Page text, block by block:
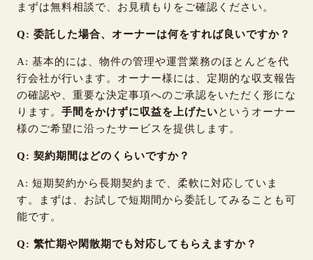
まずは無料相談で、お見積もりをご確認ください。
Q: 委託した場合、オーナーは何をすれば良いですか？
A: 基本的には、物件の管理や運営業務のほとんどを代
行会社が行います。オーナー様には、定期的な収支報告
の確認や、重要な決定事項へのご承認をいただく形にな
ります。 手間をかけずに収益を上げたいというオーナー
様のご希望に沿ったサービスを提供します。
Q: 契約期間はどのくらいですか？
A: 短期契約から長期契約まで、柔軟に対応していま
す。まずは、お試しで短期間から委託してみることも可
能です。
Q: 繁忙期や閑散期でも対応してもらえますか？